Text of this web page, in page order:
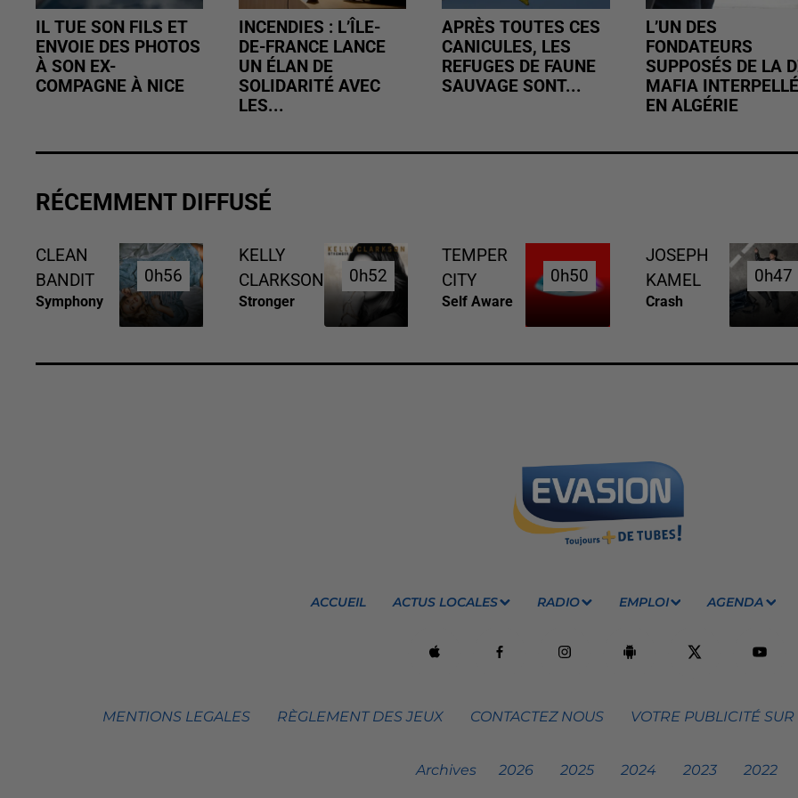
IL TUE SON FILS ET
ENVOIE DES PHOTOS
À SON EX-
COMPAGNE À NICE
INCENDIES : L’ÎLE-
DE-FRANCE LANCE
UN ÉLAN DE
SOLIDARITÉ AVEC
LES...
APRÈS TOUTES CES
CANICULES, LES
REFUGES DE FAUNE
SAUVAGE SONT...
L’UN DES
FONDATEURS
SUPPOSÉS DE LA
MAFIA INTERPELLÉ
EN ALGÉRIE
RÉCEMMENT DIFFUSÉ
CLEAN
BANDIT
Symphony
0h56
0h56
KELLY
CLARKSON
Stronger
0h52
0h52
TEMPER
CITY
Self Aware
0h50
0h50
JOSEPH
KAMEL
Crash
0h47
0h47
ACCUEIL ACTUS LOCALES RADIO EMPLOI AGENDA
MENTIONS LEGALES RÈGLEMENT DES JEUX CONTACTEZ NOUS VOTRE PUBLICITÉ
Archives 2026 2025 2024 2023 2022